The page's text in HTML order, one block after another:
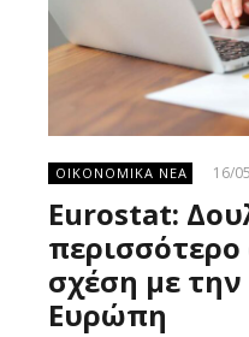
ΟΙΚΟΝΟΜΙΚΑ ΝΕΑ 16/
Eurostat:
περισσότερο
σχέση με
Ευρώπη